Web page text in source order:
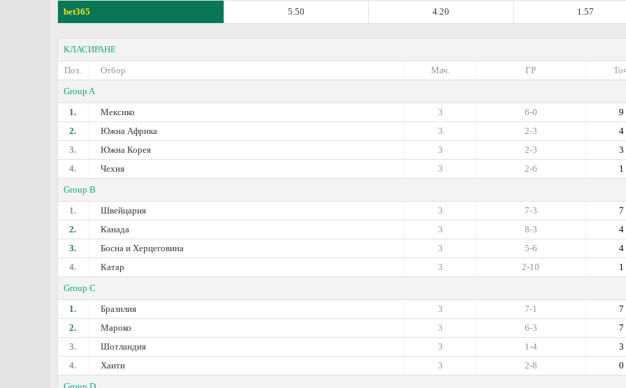
bet365 1.57
4.20
5.50
КЛАСИРАНЕ
Поз.
Отбор ГР
Мач.
Group A
1.
Мексико 9
6-0
3
2.
Южна Африка 4
2-3
3
3.
Южна Корея 3
2-3
3
4.
Чехия 1
2-6
3
Group B
1.
Швейцария 7
7-3
3
2.
Канада 4
8-3
3
3.
Босна и Херцеговина 4
5-6
3
4.
Катар 1
2-10
3
Group C
1.
Бразилия 7
7-1
3
2.
Мароко 7
6-3
3
3.
Шотландия 3
1-4
3
4.
Хаити 0
2-8
3